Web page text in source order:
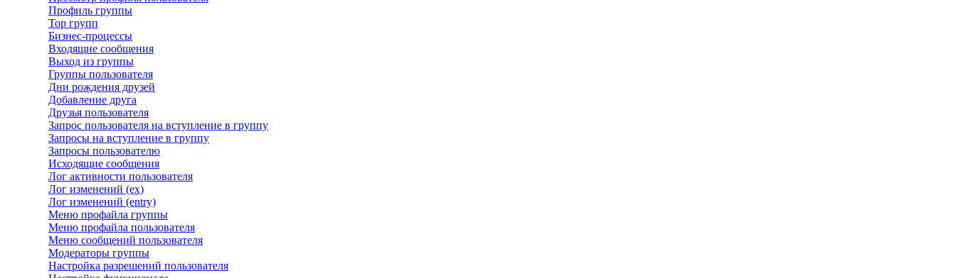
Профиль группы
Top групп
Бизнес-процессы
Входящие сообщения
Выход из группы
Группы пользователя
Дни рождения друзей
Добавление друга
Друзья пользователя
Запрос пользователя на вступление в группу
Запросы на вступление в группу
Запросы пользователю
Исходящие сообщения
Лог активности пользователя
Лог изменений (ex)
Лог изменений (entry)
Меню профайла группы
Меню профайла пользователя
Меню сообщений пользователя
Модераторы группы
Настройка разрешений пользователя